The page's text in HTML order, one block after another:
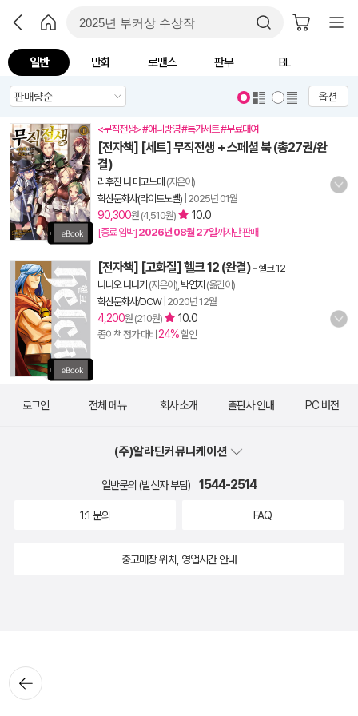
일반 만화 로맨스 판무 BL
옵션
<무직전생> #애니방영 #특가세트 #무료대여
[전자책] [세트] 무직전생 + 스페셜 북 (총27권/완
결)
리후진 나 마고노테 (지은이)
학산문화사(라이트노벨) 2025년 01월
90,300원 (4,510원) 10.0
[종료 임박] 2026년 08월 27일까지만 판매
[전자책] [고화질] 헬크 12 (완결) -헬크 12
나나오 나나키 (지은이), 박연지 (옮긴이)
학산문화사/DCW| 2020년 12월
4,200원 (210원) 10.0
종이책 정가 대비 24%할인
뒤로가
기
로그인 전체 메뉴 회사 소개 출판사 안내 PC 버전
(주)알라딘커뮤니케이션
일반문의 (발신자 부담) 1544-2514
1:1 문의 FAQ
중고매장 위치, 영업시간 안내